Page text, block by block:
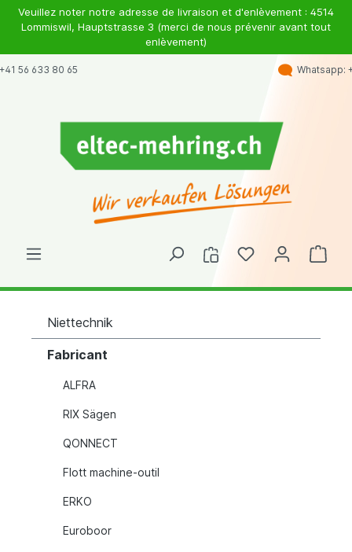
Veuillez noter notre adresse de livraison et d'enlèvement : 4514
Lommiswil, Hauptstrasse 3 (merci de nous prévenir avant tout
enlèvement)
Niettechnik
Fabricant
ALFRA
RIX Sägen
QONNECT
Flott machine-outil
ERKO
Euroboor